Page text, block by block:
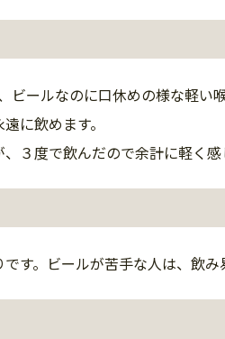
ビールなのに口休めの様な軽い
に飲めます。
３度で飲んだので余計に軽く感
す。ビールが苦手な人は、飲み